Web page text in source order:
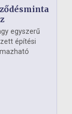
egyszerű
építési